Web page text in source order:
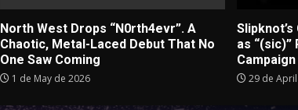
North West Drops “N0rth4evr”. A
Chaotic, Metal-Laced Debut That No
One Saw Coming
1 de May de 2026
as “(sic)”
Campaign
29 de